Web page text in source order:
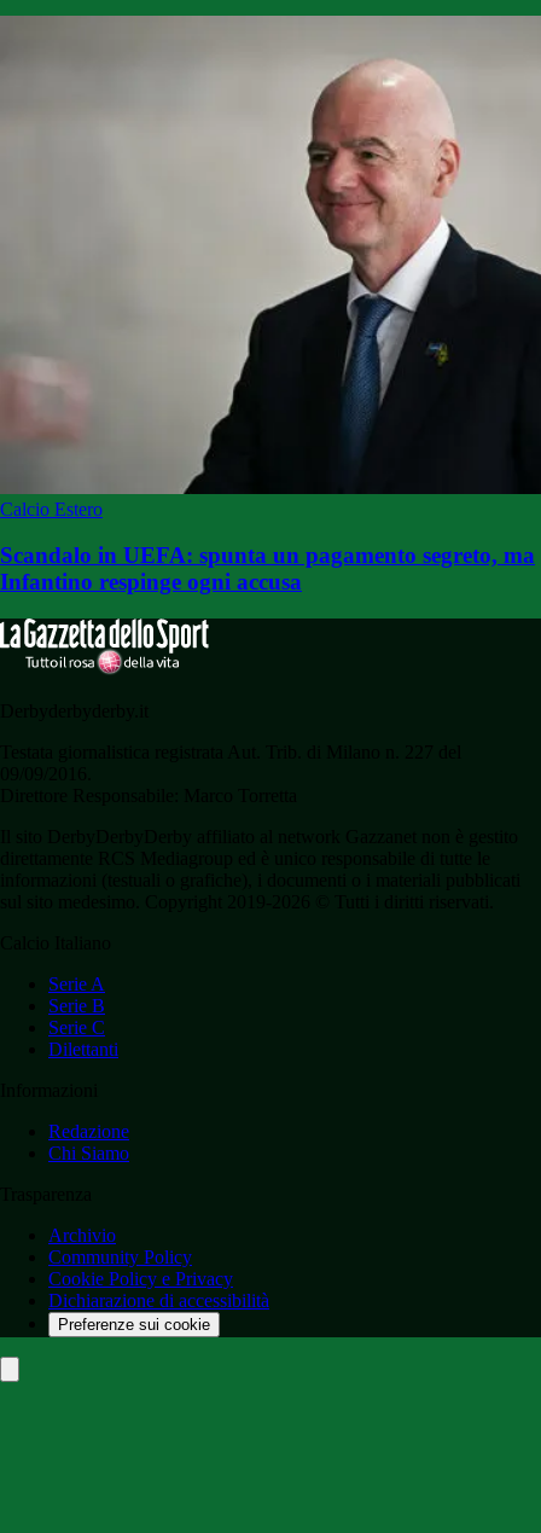
Calcio Estero
Scandalo in UEFA: spunta un pagamento segreto, ma
Infantino respinge ogni accusa
Serie A
Serie B
Serie C
Dilettanti
Redazione
Chi Siamo
Archivio
Community Policy
Cookie Policy e Privacy
Dichiarazione di accessibilità
Preferenze sui cookie